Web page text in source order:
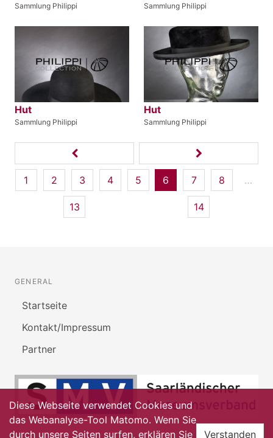
Sammlung Philippi Sammlung Philippi
Hut
Sammlung Philippi
Hut
Sammlung Philippi
1 2 3 4 5 6 7 8 …
13 14
GENERAL
Startseite
Kontakt/Impressum
Partner
Diese Webseite verwendet Cookies und
das Webanalyse-Tool Matomo. Wenn Sie
durch unsere Seiten surfen, erklären Sie
Verstanden